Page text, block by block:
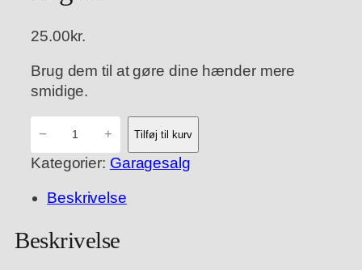
25.00kr.
Brug dem til at gøre dine hænder mere
smidige.
n
s
s
− + Tilføj til kurv
Kategorier: Garagesalg
Beskrivelse
Beskrivelse